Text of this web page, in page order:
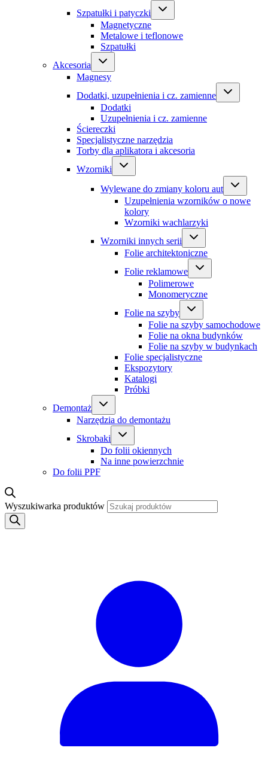
Szpatułki i patyczki
Magnetyczne
Metalowe i teflonowe
Szpatułki
Akcesoria
Magnesy
Dodatki, uzupełnienia i cz. zamienne
Dodatki
Uzupełnienia i cz. zamienne
Ściereczki
Specjalistyczne narzędzia
Torby dla aplikatora i akcesoria
Wzorniki
Wylewane do zmiany koloru aut
Uzupełnienia wzorników o nowe
kolory
Wzorniki wachlarzyki
Wzorniki innych serii
Folie architektoniczne
Folie reklamowe
Polimerowe
Monomeryczne
Folie na szyby
Folie na szyby samochodowe
Folie na okna budynków
Folie na szyby w budynkach
Folie specjalistyczne
Ekspozytory
Katalogi
Próbki
Demontaż
Narzędzia do demontażu
Skrobaki
Do folii okiennych
Na inne powierzchnie
Do folii PPF
Wyszukiwarka produktów